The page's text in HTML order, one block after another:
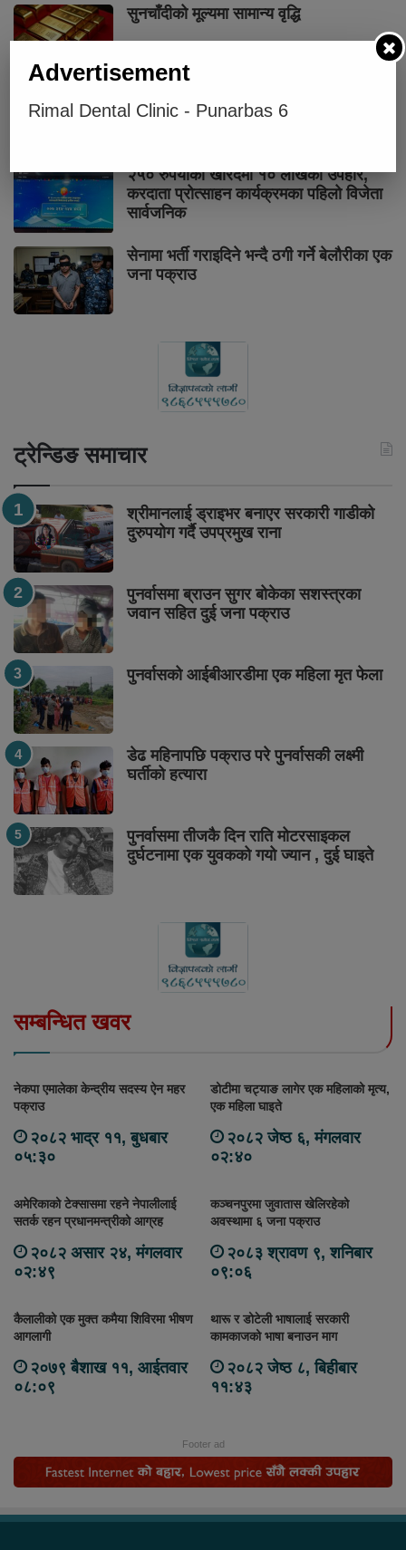
सुनचाँदीको मूल्यमा सामान्य वृद्धि
प्रकाशित
२५० रुपैयाँको खरिदमा १० लाखको उपहार,
करदाता प्रोत्साहन कार्यक्रमका पहिलो विजेता
सार्वजनिक
सेनामा भर्ती गराइदिने भन्दै ठगी गर्ने बेलौरीका एक
जना पक्राउ
ट्रेन्डिङ समाचार
श्रीमानलाई ड्राइभर बनाएर सरकारी गाडीको
दुरुपयोग गर्दै उपप्रमुख राना
पुनर्वासमा ब्राउन सुगर बोकेका सशस्त्रका
जवान सहित दुई जना पक्राउ
पुनर्वासको आईबीआरडीमा एक महिला मृत फेला
डेढ महिनापछि पक्राउ परे पुनर्वासकी लक्ष्मी
घर्तीको हत्यारा
पुनर्वासमा तीजकै दिन राति मोटरसाइकल
दुर्घटनामा एक युवकको गयो ज्यान , दुई घाइते
सम्बन्धित खवर
नेकपा एमालेका केन्द्रीय सदस्य ऐन महर
पक्राउ
२०८२ भाद्र ११, बुधबार
०५:३०
डोटीमा चट्याङ लागेर एक महिलाको मृत्य,
एक महिला घाइते
२०८२ जेष्ठ ६, मंगलवार
०२:४०
अमेरिकाको टेक्सासमा रहने नेपालीलाई
सतर्क रहन प्रधानमन्त्रीको आग्रह
२०८२ असार २४, मंगलवार
०२:४९
कञ्चनपुरमा जुवातास खेलिरहेको
अवस्थामा ६ जना पक्राउ
२०८३ श्रावण ९, शनिबार
०९:०६
कैलालीको एक मुक्त कमैया शिविरमा भीषण
आगलागी
२०७९ बैशाख ११, आईतवार
०८:०९
थारू र डोटेली भाषालाई सरकारी
कामकाजको भाषा बनाउन माग
२०८२ जेष्ठ ८, बिहीबार
११:४३
Footer ad
Advertisement
Rimal Dental Clinic - Punarbas 6